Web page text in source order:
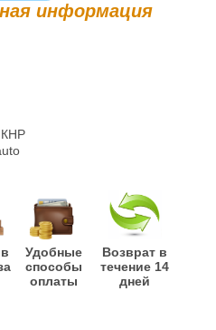
информация
КНР
Удобные
способы
оплаты
Возврат в
течение 14
дней